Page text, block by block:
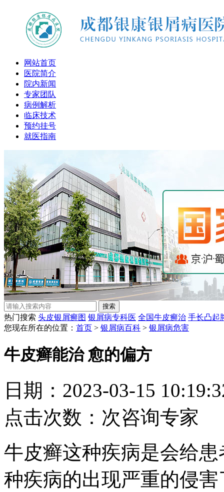
网站首页
医院简介
院内新闻
专家团队
病例解析
临床技术
预约挂号
就医指南
热门搜索 头皮银屑癣图 银屑病专科医 全国牛皮癣治 手长凸起
您现在所在的位置： 首页 > 银屑病百科 > 银屑病危害
牛皮癣能治 愈的偏方
日期：2023-03-15
点击次数： 次咨询专家
牛皮癣这种疾病是会给
种疾病的出现严重的侵